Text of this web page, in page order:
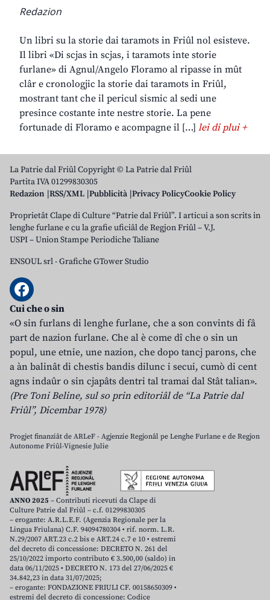
Redazion
Un libri su la storie dai taramots in Friûl nol esisteve.
Il libri «Di scjas in scjas, i taramots inte storie
furlane» di Agnul/Angelo Floramo al ripasse in mût
clâr e cronologjic la storie dai taramots in Friûl,
mostrant tant che il pericul sismic al sedi une
presince costante inte nestre storie. La pene
fortunade di Floramo e acompagne il […] lei di plui +
La Patrie dal Friûl Copyright © La Patrie dal Friûl
Partita IVA 01299830305
Redazion RSS/XML Pubblicità Privacy PolicyCookie Policy
Proprietât Clape di Culture “Patrie dal Friûl”. I articui a son scrits in
lenghe furlane e cu la grafie uficiâl de Regjon Friûl – V.J.
USPI – Union Stampe Periodiche Taliane
ENSOUL srl-Grafiche GTower Studio
Cui che o sin
«O sin furlans di lenghe furlane, che a son convints di fâ
part de nazion furlane. Che al è come dî che o sin un
popul, une etnie, une nazion, che dopo tancj parons, che
a àn balinât di chestis bandis dilunc i secui, cumò di cent
agns indaûr o sin cjapâts dentri tal tramai dal Stât talian».
(Pre Toni Beline, sul so prin editoriâl de “La Patrie dal
Friûl”, Dicembar 1978)
Progjet finanziât de ARLeF - Agjenzie Regjonâl pe Lenghe Furlane e de Regjon
Autonome Friûl-Vignesie Julie
ANNO 2025 – Contributi ricevuti da Clape di
Culture Patrie dal Friûl – c.f. 01299830305
– erogante: A.R.L.E.F. (Agenzia Regionale per la
Lingua Friulana) C.F. 94094780304 • rif. norm. L.R.
N.29/2007 ART.23 c.2 bis e ART.24 c.7 e 10 • estremi
del decreto di concessione: DECRETO N. 261 del
25/10/2022 importo contributo € 3.500,00 (saldo) in
data 06/11/2025 • DECRETO N. 173 del 27/06/2025 €
34.842,23 in data 31/07/2025;
– erogante: FONDAZIONE FRIULI CF. 00158650309 •
estremi del decreto di concessione: Codice